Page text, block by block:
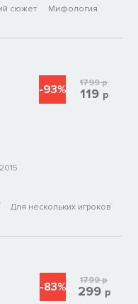
сюжет
Мифология
Для нескольких игроков
-93% 1799р
119 р
-83% 1799р
299 р